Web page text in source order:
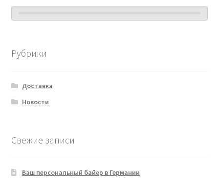
Рубрики
Доставка
Новости
Свежие записи
Ваш персональный байер в Германии